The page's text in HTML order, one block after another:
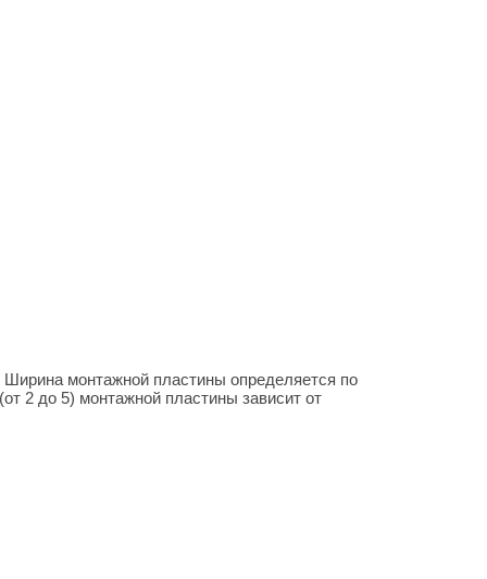
монтажной пластины определяется по
2 до 5) монтажной пластины зависит от